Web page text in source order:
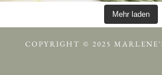
Mehr laden
COPYRIGHT © 2025